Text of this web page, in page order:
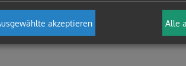
IN GANZ
akzeptieren Alle